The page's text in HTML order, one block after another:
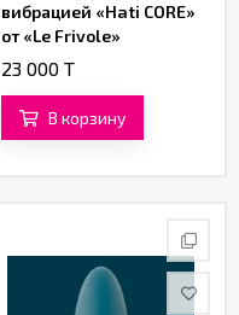
вибрацией «Hati CORE»
от «Le Frivole»
23 000 T
В корзину